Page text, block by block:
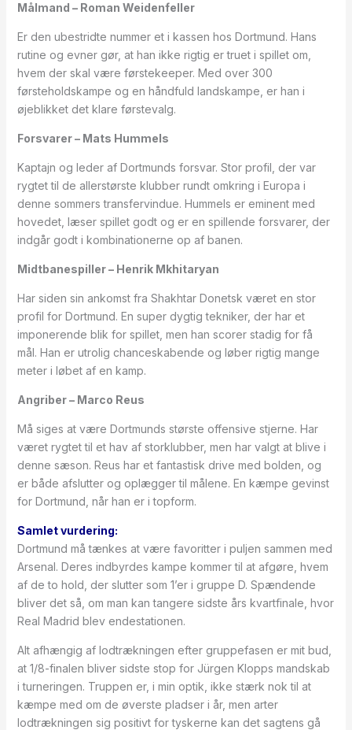
Målmand – Roman Weidenfeller
Er den ubestridte nummer et i kassen hos Dortmund. Hans
rutine og evner gør, at han ikke rigtig er truet i spillet om,
hvem der skal være førstekeeper. Med over 300
førsteholdskampe og en håndfuld landskampe, er han i
øjeblikket det klare førstevalg.
Forsvarer – Mats Hummels
Kaptajn og leder af Dortmunds forsvar. Stor profil, der var
rygtet til de allerstørste klubber rundt omkring i Europa i
denne sommers transfervindue. Hummels er eminent med
hovedet, læser spillet godt og er en spillende forsvarer, der
indgår godt i kombinationerne op af banen.
Midtbanespiller – Henrik Mkhitaryan
Har siden sin ankomst fra Shakhtar Donetsk været en stor
profil for Dortmund. En super dygtig tekniker, der har et
imponerende blik for spillet, men han scorer stadig for få
mål. Han er utrolig chanceskabende og løber rigtig mange
meter i løbet af en kamp.
Angriber – Marco Reus
Må siges at være Dortmunds største offensive stjerne. Har
været rygtet til et hav af storklubber, men har valgt at blive i
denne sæson. Reus har et fantastisk drive med bolden, og
er både afslutter og oplægger til målene. En kæmpe gevinst
for Dortmund, når han er i topform.
Samlet vurdering:
Dortmund må tænkes at være favoritter i puljen sammen med
Arsenal. Deres indbyrdes kampe kommer til at afgøre, hvem
af de to hold, der slutter som 1’er i gruppe D. Spændende
bliver det så, om man kan tangere sidste års kvartfinale, hvor
Real Madrid blev endestationen.
Alt afhængig af lodtrækningen efter gruppefasen er mit bud,
at 1/8-finalen bliver sidste stop for Jürgen Klopps mandskab
i turneringen. Truppen er, i min optik, ikke stærk nok til at
kæmpe med om de øverste pladser i år, men arter
lodtrækningen sig positivt for tyskerne kan det sagtens gå